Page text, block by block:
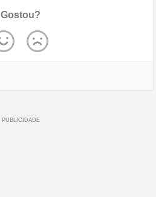
Gostou?